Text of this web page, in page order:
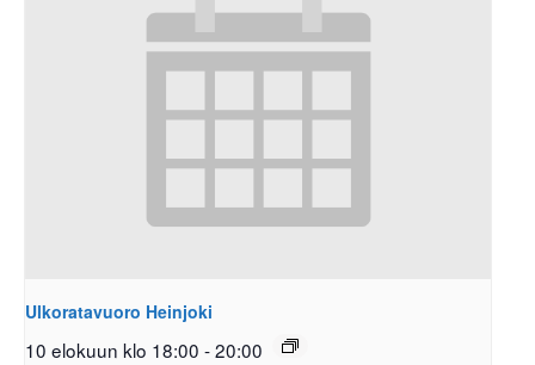
Ulkoratavuoro Heinjoki
10 elokuun klo 18:00 -20:00